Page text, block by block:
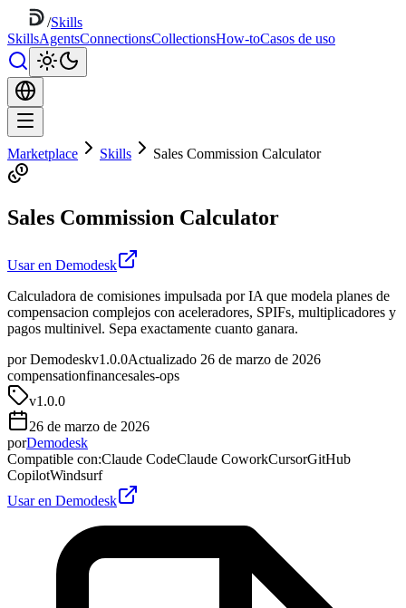
/Skills
SkillsAgentsConnectionsCollectionsHow-toCasos de uso
Marketplace Skills Sales Commission Calculator
Sales Commission Calculator
Usar en Demodesk
Calculadora de comisiones impulsada por IA que modela planes de
compensacion complejos con aceleradores, SPIFs, multiplicadores y
pagos multinivel. Sepa exactamente cuanto ganara.
por Demodeskv1.0.0Actualizado 26 de marzo de 2026
compensationfinancesales-ops
v1.0.0
26 de marzo de 2026
porDemodesk
Compatible con:Claude CodeClaude CoworkCursorGitHub
CopilotWindsurf
Usar en Demodesk